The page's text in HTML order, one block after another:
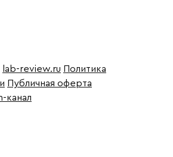
lab-review.ru Политика
Публичная оферта
канал